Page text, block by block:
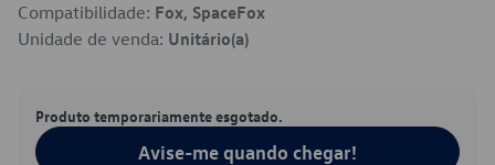
Compatibilidade: Fox, SpaceFox
Unidade de venda: Unitário(a)
Produto temporariamente esgotado.
Avise-me quando chegar!